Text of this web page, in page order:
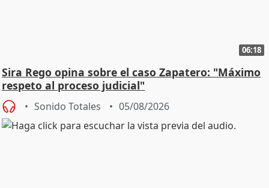
06:18
Sira Rego opina sobre el caso Zapatero: "Máximo
respeto al proceso judicial"
Sonido Totales 05/08/2026